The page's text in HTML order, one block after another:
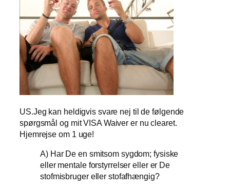
US.Jeg kan heldigvis svare nej til de følgende
spørgsmål og mit VISA Waiver er nu clearet.
Hjemrejse om 1 uge!
A) Har De en smitsom sygdom; fysiske
eller mentale forstyrrelser eller er De
stofmisbruger eller stofafhængig?